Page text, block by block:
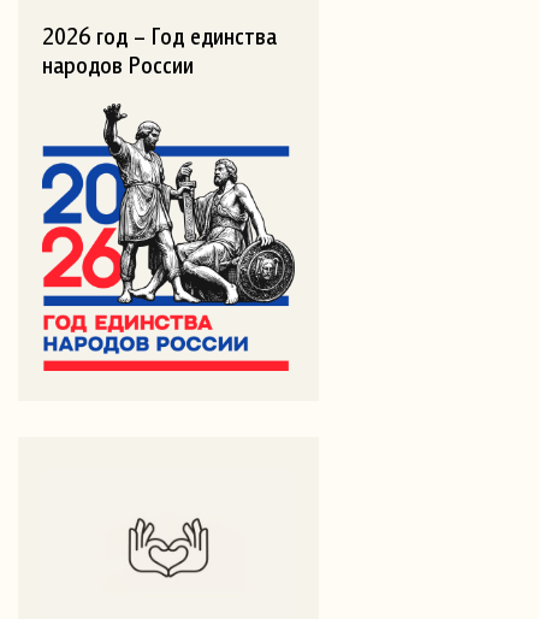
2026 год – Год единства
народов России